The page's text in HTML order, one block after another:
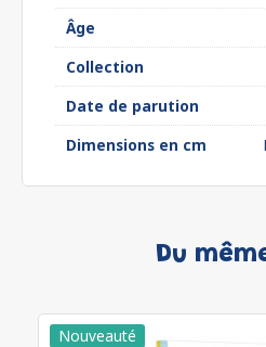
Âge
Collection
Date de parution
Dimensions en cm
Du